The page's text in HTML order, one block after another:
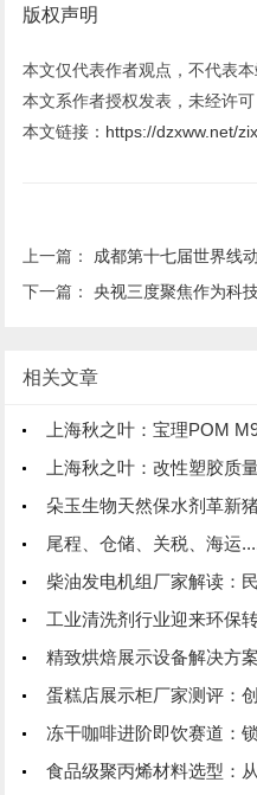
版权声明
本文仅代表作者观点，不代表本
本文系作者授权发表，未经许可
本文链接： https://dzxww.net/
上一篇： 成都第十七届世界线
下一篇：央视三度聚焦作为科技：
相关文章
上海秋之叶：宝理POM
上海秋之叶：改性塑胶质
朵玉生物天然保水剂革新
尾程、仓储、关税、海运
柴油发电机组厂家解读：
工业清洗剂行业迎来环保转型
精致烘焙展示设备解决方
蛋糕店展示柜厂家测评：
冻干咖啡进阶即饮赛道：
食品级聚丙烯材料选型：从安